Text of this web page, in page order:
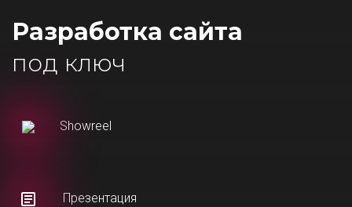
Разработка сайта
под ключ
Showreel
Презентация